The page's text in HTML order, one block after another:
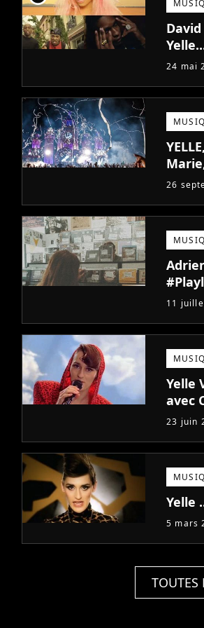
24 mai
26
11
Yelle
avec
23 juin
Yelle
5 mars
TOUTES